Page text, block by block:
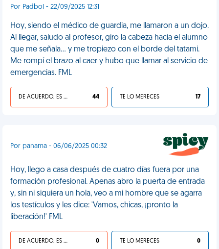
Por Padbol - 22/09/2025 12:31
Hoy, siendo el médico de guardia, me llamaron a un dojo.
Al llegar, saludo al profesor, giro la cabeza hacia el alumno
que me señala... y me tropiezo con el borde del tatami.
Me rompí el brazo al caer y hubo que llamar al servicio de
emergencias. FML
DE ACUERDO, ES UNA VIDA HP 44 TE LO MERECES 17
Por panama - 06/06/2025 00:32
Hoy, llego a casa después de cuatro días fuera por una
formación profesional. Apenas abro la puerta de entrada
y, sin ni siquiera un hola, veo a mi hombre que se agarra
los testículos y les dice: 'Vamos, chicas, ¡pronto la
liberación!' FML
DE ACUERDO, ES UNA VIDA HP 0 TE LO MERECES 0